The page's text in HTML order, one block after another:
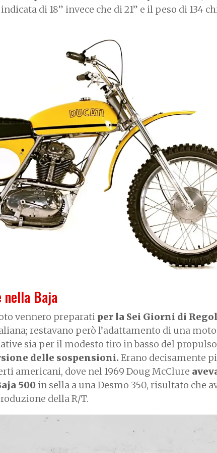
di 18” invece che di 21” e il peso di 134
nella Baja
vennero preparati per la Sei Giorni di
restavano però l’adattamento di una
sia per il modesto tiro in basso del
delle sospensioni. Erano decisamente
americani, dove nel 1969 Doug McClure
500in sella a una Desmo 350, risultato che
della R/T.